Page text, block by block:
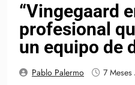
“Vingegaard
profesional
un equipo de
Pablo Palermo 7 Meses